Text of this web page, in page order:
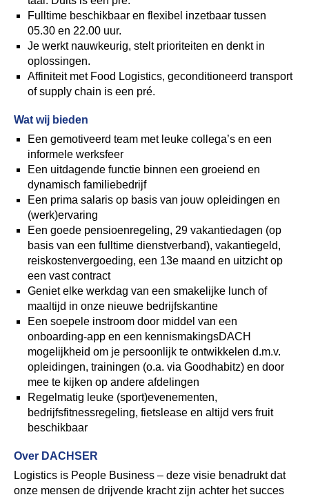
Fulltime beschikbaar en flexibel inzetbaar tussen
05.30 en 22.00 uur.
Je werkt nauwkeurig, stelt prioriteiten en denkt in
oplossingen.
Affiniteit met Food Logistics, geconditioneerd transport
of supply chain is een pré.
Wat wij bieden
Een gemotiveerd team met leuke collega’s en een
informele werksfeer
Een uitdagende functie binnen een groeiend en
dynamisch familiebedrijf
Een prima salaris op basis van jouw opleidingen en
(werk)ervaring
Een goede pensioenregeling, 29 vakantiedagen (op
basis van een fulltime dienstverband), vakantiegeld,
reiskostenvergoeding, een 13e maand en uitzicht op
een vast contract
Geniet elke werkdag van een smakelijke lunch of
maaltijd in onze nieuwe bedrijfskantine
Een soepele instroom door middel van een
onboarding-app en een kennismakingsDACH
mogelijkheid om je persoonlijk te ontwikkelen d.m.v.
opleidingen, trainingen (o.a. via Goodhabitz) en door
mee te kijken op andere afdelingen
Regelmatig leuke (sport)evenementen,
bedrijfsfitnessregeling, fietslease en altijd vers fruit
beschikbaar
Over DACHSER
Logistics is People Business – deze visie benadrukt dat
onze mensen de drijvende kracht zijn achter het succes